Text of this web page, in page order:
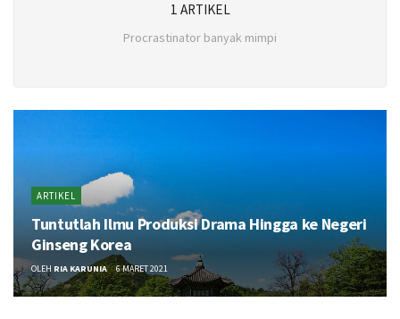
1 ARTIKEL
Procrastinator banyak mimpi
ARTIKEL
Tuntutlah Ilmu Produksi Drama Hingga ke Negeri
Ginseng Korea
OLEH RIA KARUNIA 6 MARET 2021